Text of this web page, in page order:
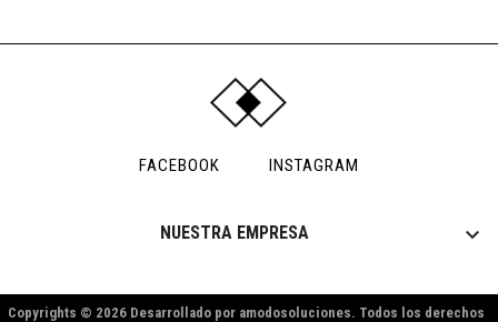
FACEBOOK INSTAGRAM
NUESTRA EMPRESA 
Copyrights © 2026 Desarrollado por amodosoluciones. Todos los derechos